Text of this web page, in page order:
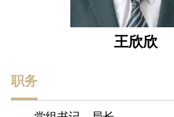
王欣欣
职务